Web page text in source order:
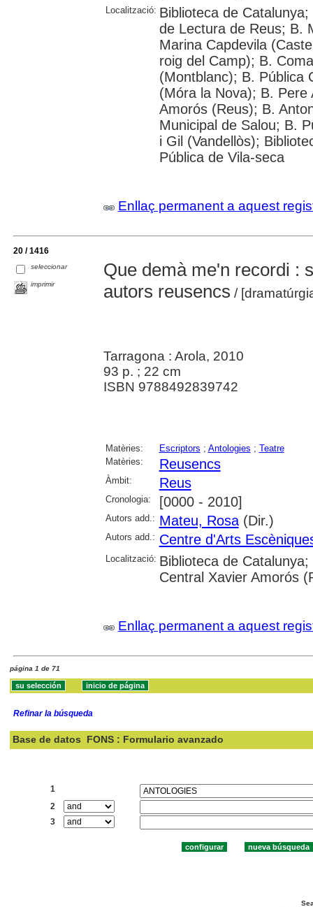
Localització: Biblioteca de
de Lectura de Reus; B.
Marina Capdevila
roig del Camp); B.
(Montblanc); B. Pública
(Móra la Nova); B. Pere
Amorós (Reus); B.
Municipal de Salou; B.
i Gil (Vandellòs);
Pública de Vila-seca
Enllaç permanent a aquest
20 / 1416
seleccionar
imprimir
Que demà me'n recordi :
autors reusencs /
Tarragona : Arola, 2010
93 p. ; 22 cm
ISBN 9788492839742
Matèries: Escriptors ; Antologies ; Teatre
Matèries:
Reusencs
Àmbit: Reus
Cronologia: [0000 - 2010]
Autors add.: Mateu, Rosa(Dir.)
Autors add.: Centre d'Arts
Localització: Biblioteca de
Central Xavier Amorós
Enllaç permanent a aquest
página 1 de 71
Refinar la búsqueda
Base de datos FONS : Formulario avanzado
1
2
3